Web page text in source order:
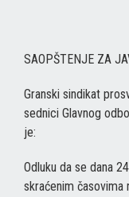
SAOPŠTENJE ZA
Granski sindikat
sednici Glavnog
je:
Odluku da se dana
skraćenim časovima